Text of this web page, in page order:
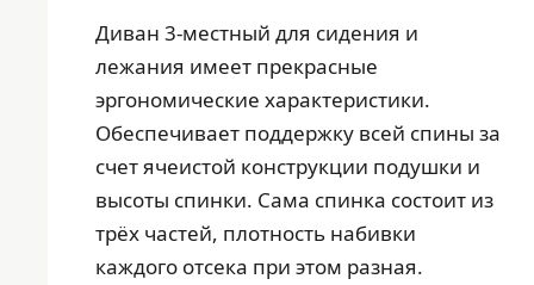
Диван 3-местный для сидения и
лежания имеет прекрасные
эргономические характеристики.
Обеспечивает поддержку всей спины за
счет ячеистой конструкции подушки и
высоты спинки. Сама спинка состоит из
трёх частей, плотность набивки
каждого отсека при этом разная.